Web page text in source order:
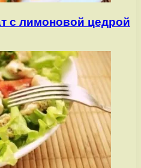
с лимоновой цедрой